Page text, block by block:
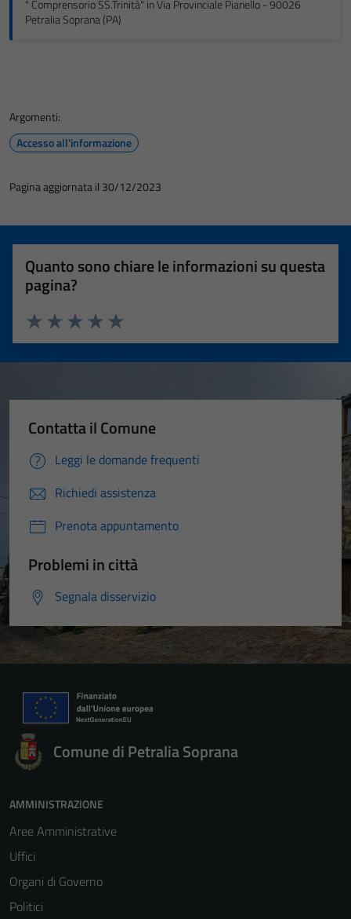
" Comprensorio SS.Trinità" in Via Provinciale Pianello - 90026
Petralia Soprana (PA)
Argomenti:
Accesso all'informazione
Pagina aggiornata il 30/12/2023
Quanto sono chiare le informazioni su questa
pagina?
Valuta 5 stelle su 5
Valuta 4 stelle su 5
Valuta 3 stelle su 5
Valuta 2 stelle su 5
Valuta 1 stelle su 5
Contatta il Comune
Leggi le domande frequenti
Richiedi assistenza
Prenota appuntamento
Problemi in città
Segnala disservizio
Comune di Petralia Soprana
AMMINISTRAZIONE
Aree Amministrative
Uffici
Organi di Governo
Politici